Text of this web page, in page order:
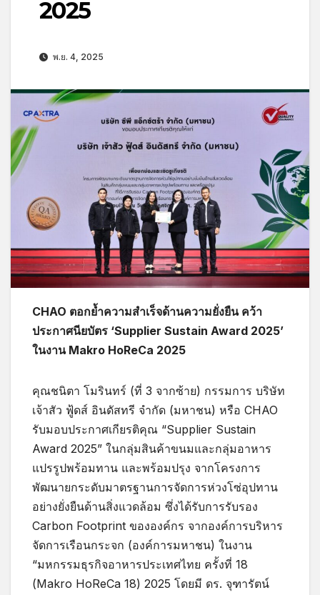
2025
พ.ย. 4, 2025
CHAO ตอกย้ำความสำเร็จด้านความยั่งยืน คว้า
ประกาศนียบัตร ‘Supplier Sustain Award 2025’
ในงาน Makro HoReCa 2025
คุณชนิตา โมรินทร์ (ที่ 3 จากซ้าย) กรรมการ บริษัท
เจ้าสัว ฟู้ดส์ อินดัสทรี จำกัด (มหาชน) หรือ CHAO
รับมอบประกาศเกียรติคุณ “Supplier Sustain
Award 2025” ในกลุ่มสินค้าขนมและกลุ่มอาหาร
แปรรูปพร้อมทาน และพร้อมปรุง จากโครงการ
พัฒนายกระดับมาตรฐานการจัดการห่วงโซ่อุปทาน
อย่างยั่งยืนด้านสิ่งแวดล้อม ซึ่งได้รับการรับรอง
Carbon Footprint ขององค์กร จากองค์การบริหาร
จัดการเรือนกระจก (องค์การมหาชน) ในงาน
“มหกรรมธุรกิจอาหารประเทศไทย ครั้งที่ 18
(Makro HoReCa 18) 2025 โดยมี ดร. จุฑารัตน์